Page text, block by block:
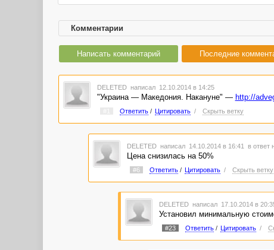
Комментарии
Написать комментарий Последние
DELETED написал 12.10.2014 в 14:25
"Украина — Македония. Накануне" — http://
Ответить/ Цитировать / Скрыть ветку
DELETED написал 14.10.2014 в 16:41 в ответ
Цена снизилась на 50%
#6 Ответить/ Цитировать / Скрыть ветку
DELETED написал 17.10.2014 в
Установил минимальную
#23 Ответить/ Цитировать /